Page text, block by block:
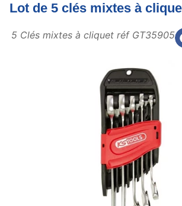
Lot de 5 clés mixtes à
5 Clés mixtes à cliquet réf GT35905